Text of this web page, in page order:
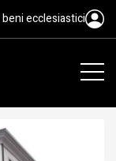
ecclesiastici